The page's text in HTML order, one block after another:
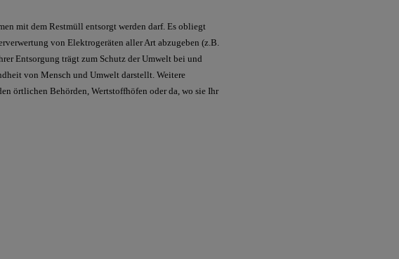
mit dem Restmüll entsorgt werden darf. Es obliegt
von Elektrogeräten aller Art abzugeben (z.B.
Entsorgung trägt zum Schutz der Umwelt bei und
von Mensch und Umwelt darstellt. Weitere
örtlichen Behörden, Wertstoffhöfen oder da, wo sie Ihr